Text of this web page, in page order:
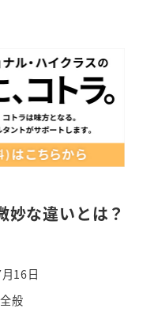
妙な違いとは？
16日
リー
全般